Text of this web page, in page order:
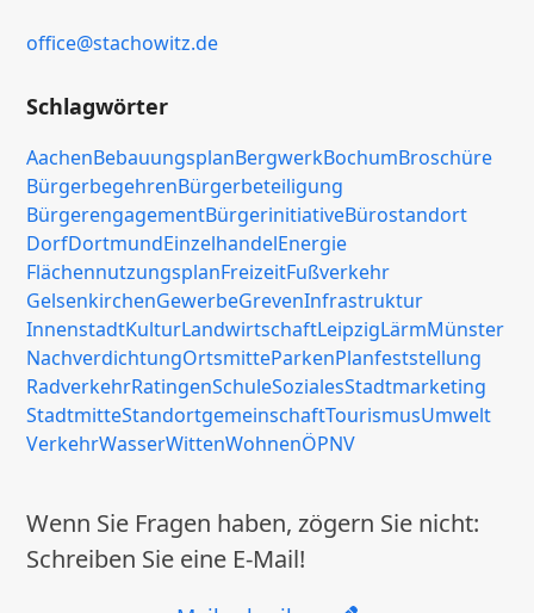
office@stachowitz.de
Schlagwörter
AachenBebauungsplanBergwerkBochumBroschüre
BürgerbegehrenBürgerbeteiligung
BürgerengagementBürgerinitiativeBürostandort
DorfDortmundEinzelhandelEnergie
FlächennutzungsplanFreizeitFußverkehr
GelsenkirchenGewerbeGrevenInfrastruktur
InnenstadtKulturLandwirtschaftLeipzigLärmMünster
NachverdichtungOrtsmitteParkenPlanfeststellung
RadverkehrRatingenSchuleSozialesStadtmarketing
StadtmitteStandortgemeinschaftTourismusUmwelt
VerkehrWasserWittenWohnenÖPNV
Wenn Sie Fragen haben, zögern Sie nicht:
Schreiben Sie eine E-Mail!